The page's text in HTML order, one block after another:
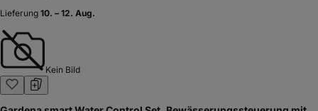
Lieferung 10. – 12. Aug.
Kein Bild